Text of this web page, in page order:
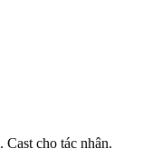
cho tác nhân.